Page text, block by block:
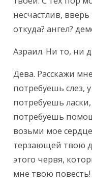
несчастлив,
откуда? ангел?
Азраил. Ни то, ни
Дева. Расскажи
потребуешь слез,
потребуешь
потребуешь
возьми мое
терзающей твою
этого червя,
мне твою повесть!